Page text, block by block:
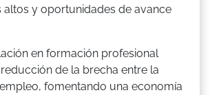
altos y oportunidades de avance
en formación profesional
de la brecha entre la
fomentando una economía